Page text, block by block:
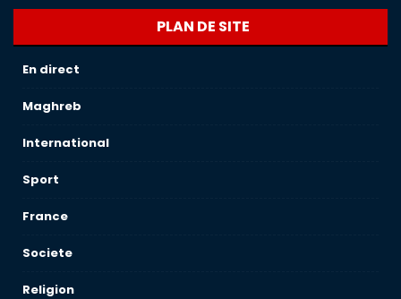
PLAN DE SITE
En direct
Maghreb
International
Sport
France
Societe
Religion